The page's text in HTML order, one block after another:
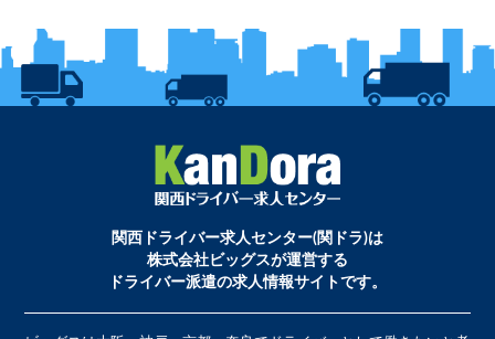
関西ドライバー求人センター(関ドラ)は
株式会社ビッグスが運営する
ドライバー派遣の求人情報サイトです。